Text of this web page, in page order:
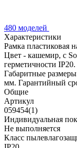
480 моделей
Характеристики
Рамка пластиковая
Цвет - кашемир, с
герметичности
Габаритные
мм. Гарантийный
Общие
Артикул
059454(1)
Индивидуальная
Не выполняется
Класс